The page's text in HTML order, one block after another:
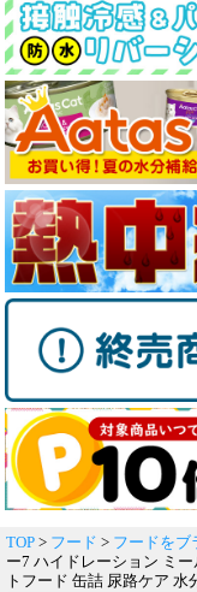
TOP > フード > フードをブ
ー7 ハイドレーション ミ
トフード 缶詰 尿路ケア